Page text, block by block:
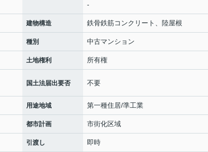
-
建物構造 鉄骨鉄筋コンクリート、陸屋根
種別 中古マンション
土地権利 所有権
国土法届出要否 不要
用途地域 第一種住居/準工業
都市計画 市街化区域
引渡し 即時